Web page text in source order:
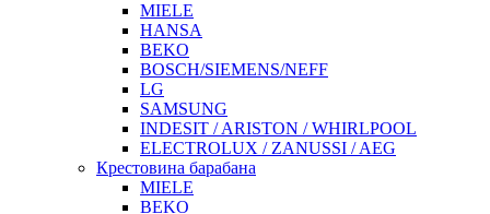
MIELE
HANSA
BEKO
BOSCH/SIEMENS/NEFF
LG
SAMSUNG
INDESIT / ARISTON / WHIRLPOOL
ELECTROLUX / ZANUSSI / AEG
Крестовина барабана
MIELE
BEKO